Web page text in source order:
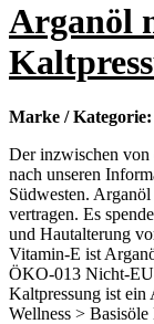
Arganöl
Marke / Kategorie:
Der inzwischen von
nach unseren
Südwesten.
vertragen. Es
und Hautalterung
Vitamin-E ist
ÖKO-013 Nicht-
Kaltpressung ist
Wellness > Basisöle